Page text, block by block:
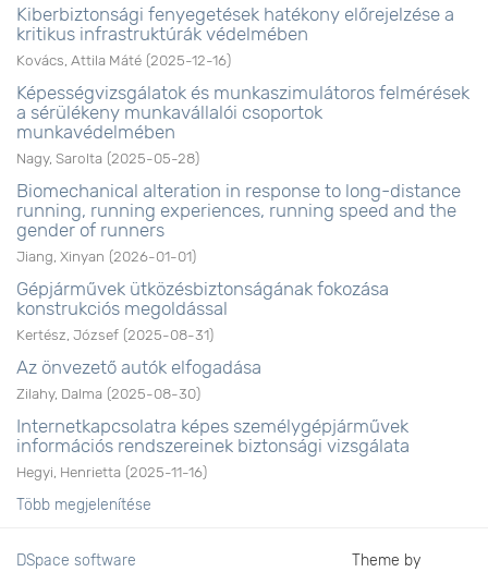
Kiberbiztonsági fenyegetések hatékony előrejelzése a
kritikus infrastruktúrák védelmében
Kovács, Attila Máté (2025-12-16)
Képességvizsgálatok és munkaszimulátoros felmérések
a sérülékeny munkavállalói csoportok
munkavédelmében
Nagy, Sarolta (2025-05-28)
Biomechanical alteration in response to long-distance
running, running experiences, running speed and the
gender of runners
Jiang, Xinyan (2026-01-01)
Gépjárművek ütközésbiztonságának fokozása
konstrukciós megoldással
Kertész, József (2025-08-31)
Az önvezető autók elfogadása
Zilahy, Dalma (2025-08-30)
Internetkapcsolatra képes személygépjárművek
információs rendszereinek biztonsági vizsgálata
Hegyi, Henrietta (2025-11-16)
Több megjelenítése
DSpace software Theme by